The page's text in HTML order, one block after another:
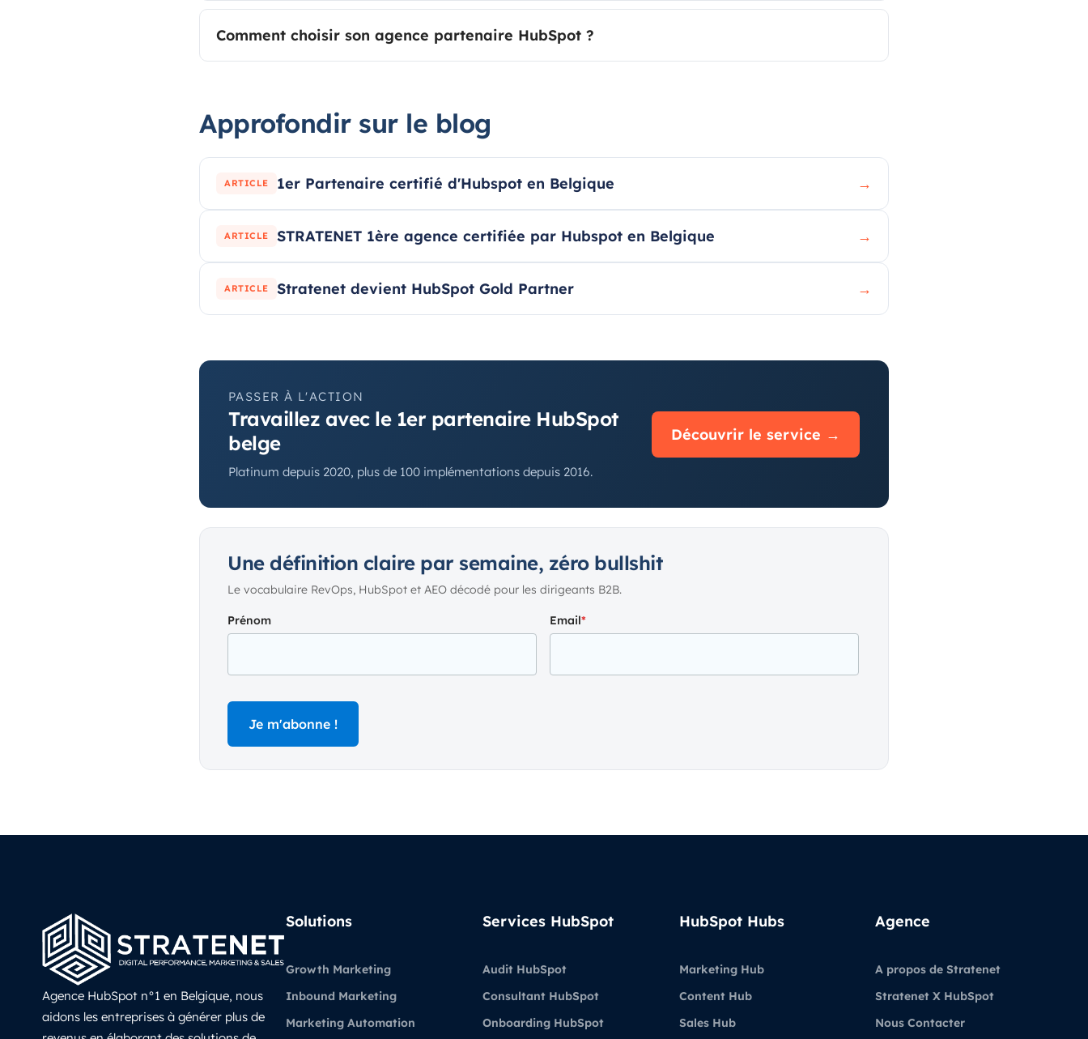
Comment choisir son agence partenaire HubSpot ?
Approfondir sur le blog
ARTICLE 1er Partenaire certifié d'Hubspot en Belgique →
ARTICLE STRATENET 1ère agence certifiée par Hubspot en Belgique →
ARTICLE Stratenet devient HubSpot Gold Partner →
PASSER À L'ACTION
Travaillez avec le 1er partenaire HubSpot
belge
Platinum depuis 2020, plus de 100 implémentations depuis 2016.
Découvrir le service →
Une définition claire par semaine, zéro bullshit
Le vocabulaire RevOps, HubSpot et AEO décodé pour les dirigeants B2B.
Prénom Email*
Agence HubSpot n°1 en Belgique, nous
aidons les entreprises à générer plus de
Solutions
Growth Marketing
Inbound Marketing
Marketing Automation
Services HubSpot
Audit HubSpot
Consultant HubSpot
Onboarding HubSpot
HubSpot Hubs
Marketing Hub
Content Hub
Sales Hub
Agence
A propos de Stratenet
Stratenet X HubSpot
Nous Contacter